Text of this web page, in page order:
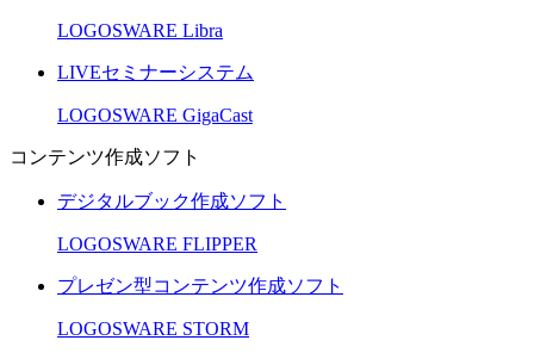
LOGOSWARE Libra
LIVEセミナーシステム
LOGOSWARE GigaCast
コンテンツ作成ソフト
デジタルブック作成ソフト
LOGOSWARE FLIPPER
プレゼン型コンテンツ作成ソフト
LOGOSWARE STORM